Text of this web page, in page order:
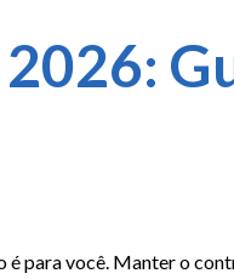
é para você. Manter o